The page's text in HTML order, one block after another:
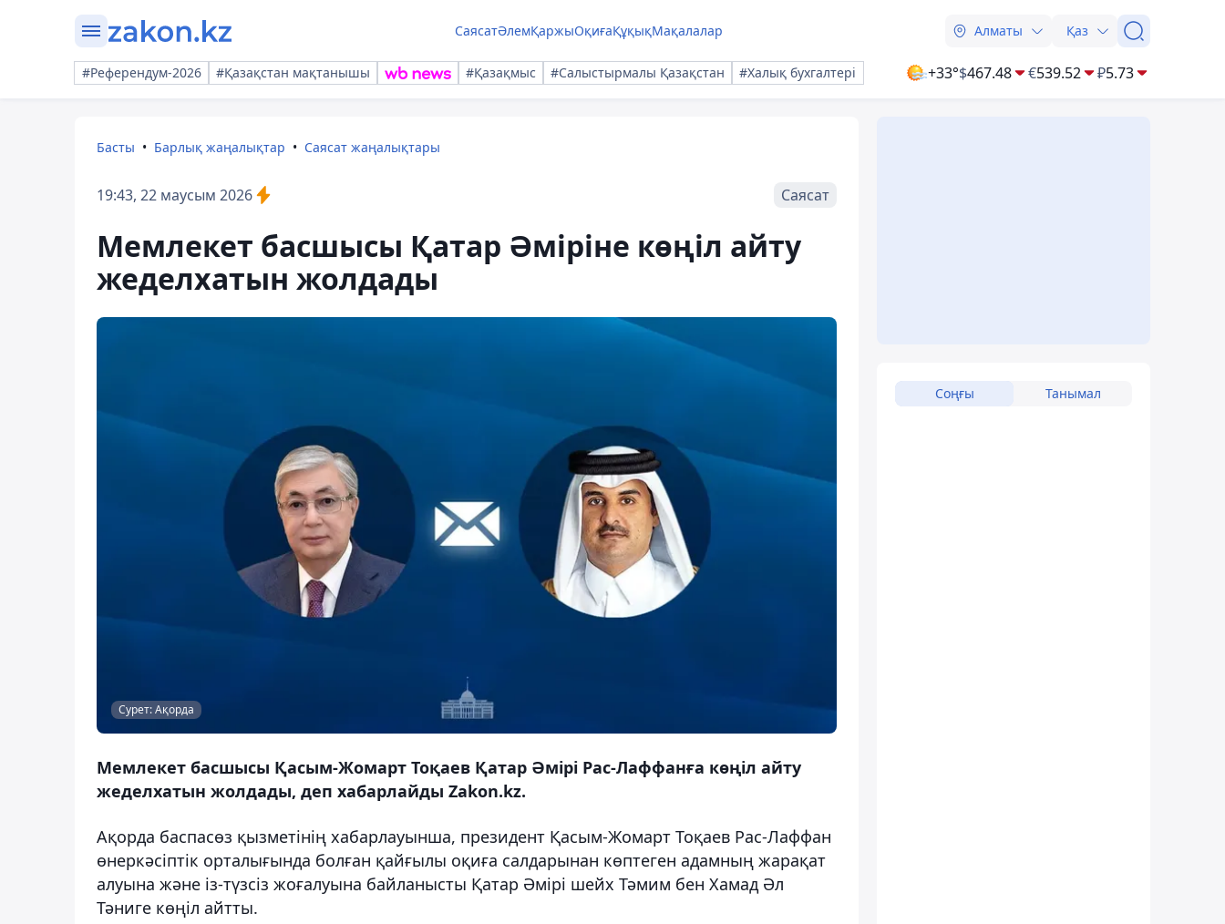
СаясатӘлемҚаржыОқиғаҚұқықМақалалар Алматы Қаз
#Референдум-2026 #Қазақстан мақтанышы #Қазақмыс #Салыстырмалы Қазақстан #Халық бухгалтері +33°$467.48 €539.52 ₽5.73
Басты Барлық жаңалықтар Саясат жаңалықтары
19:43, 22 маусым 2026 Саясат
Мемлекет басшысы Қатар Әміріне көңіл айту
жеделхатын жолдады
Сурет: Ақорда
Мемлекет басшысы Қасым-Жомарт Тоқаев Қатар Әмірі Рас-Лаффанға көңіл айту
жеделхатын жолдады, деп хабарлайды Zakon.kz.
Ақорда баспасөз қызметінің хабарлауынша, президент Қасым-Жомарт Тоқаев Рас-Лаффан
өнеркәсіптік орталығында болған қайғылы оқиға салдарынан көптеген адамның жарақат
алуына және із-түзсіз жоғалуына байланысты Қатар Әмірі шейх Тәмим бен Хамад Әл
Тәниге көңіл айтты.
Соңғы Танымал